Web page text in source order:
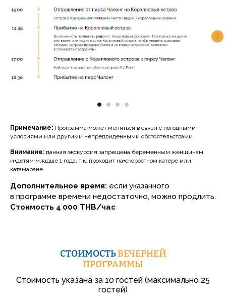
Примечание: Программа может меняться в связи с погодными
условиями или другими непредвиденными обстоятельствами.
Внимание: данная экскурсия запрещена беременным женщинам
и⦁детям младше 1 года, т.к. проходит на⦁скоростном катере или
катамаране.
Дополнительное время: если указанного
в программе времени недостаточно, можно продлить.
Стоимость 4 000 THB/час
СТОИМОСТЬВЕЧЕРНЕЙ
ПРОГРАММЫ
Стоимость указана за 10 гостей (максимально 25
гостей)